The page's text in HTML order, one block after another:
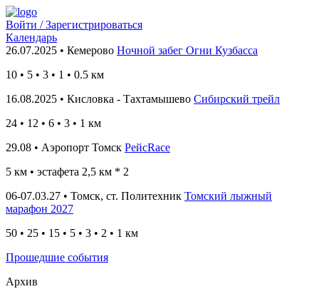
Войти / Зарегистрироваться
Календарь
26.07.2025 • Кемерово Ночной забег Огни Кузбасса
10 • 5 • 3 • 1 • 0.5 км
16.08.2025 • Кисловка - Тахтамышево Сибирский трейл
24 • 12 • 6 • 3 • 1 км
29.08 • Аэропорт Томск РейсRace
5 км • эстафета 2,5 км * 2
06-07.03.27 • Томск, ст. Политехник Томский лыжный
марафон 2027
50 • 25 • 15 • 5 • 3 • 2 • 1 км
Прошедшие события
Архив